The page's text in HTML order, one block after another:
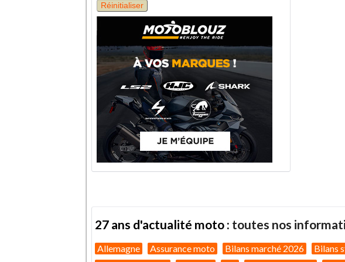
27 ans d'actualité moto : toutes nos
Allemagne Assurance moto Bilans marché 2026 Bilans